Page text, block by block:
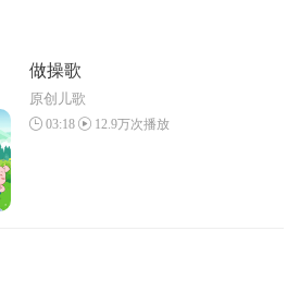
做操歌
原创儿歌
03:18 12.9万次播放